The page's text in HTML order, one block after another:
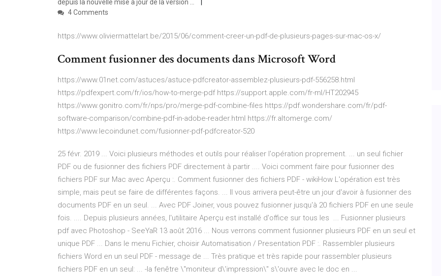
depuis la nouvelle mise à jour de la version ...
4 Comments
https://www.oliviermattelart.be/2015/06/comment-creer-un-pdf-de-plusieurs-pages-sur-mac-os-x/
Comment fusionner des documents dans Microsoft Word
https://www.01net.com/astuces/astuce-pdfcreator-assemblez-plusieurs-pdf-556258.html
https://pdfexpert.com/fr/ios/how-to-merge-pdf https://support.apple.com/fr-ml/HT202945
https://www.gonitro.com/fr/nps/pro/merge-pdf-combine-files https://pdf.wondershare.com/fr/pdf-
software-comparison/combine-pdf-in-adobe-reader.html https://fr.altomerge.com/
https://www.lecoindunet.com/fusionner-pdf-pdfcreator-520
25 févr. 2019 ... Voici plusieurs méthodes et outils pour réaliser l'opération proprement. ... un seul fichier
PDF ou de fusionner des fichiers PDF directement à partir .... Voici comment faire pour fusionner des
fichiers PDF sur Mac avec Aperçu :. Comment fusionner des fichiers PDF - wikiHow L'opération est très
simple, mais peut se faire de différentes façons. ... Il vous arrivera peut-être un jour d'avoir à fusionner des
documents PDF en un seul. ... Avec PDF Joiner, vous pouvez fusionner jusqu'à 20 fichiers PDF en une seule
fois. .... Depuis plusieurs années, l'utilitaire Aperçu est installé d'office sur tous les ... Fusionner plusieurs
pdf avec Photoshop - SeeYaR 13 août 2016 ... Nous verrons comment fusionner plusieurs PDF en un seul et
unique PDF ... Dans le menu Fichier, choisir Automatisation / Presentation PDF :. Rassembler plusieurs
fichiers Word en un seul PDF - message de ... Très pratique et très rapide pour rassembler plusieurs
fichiers PDF en un seul: ... -la fenêtre \"moniteur d\'impression\" s\'ouvre avec le doc en ...